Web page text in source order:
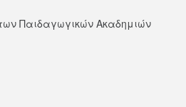
Παιδαγωγικών Ακαδημιών